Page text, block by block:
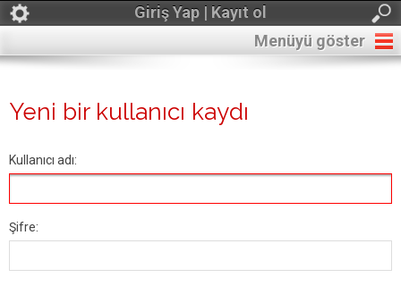
Giriş Yap | Kayıt ol
Menüyü göster
Yeni bir kullanıcı kaydı
Kullanıcı adı:
Şifre: